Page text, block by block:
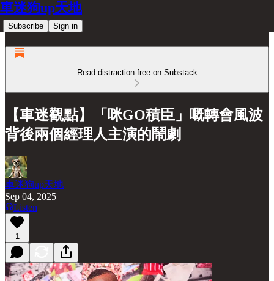
車迷狗up天地
Subscribe Sign in
Read distraction-free on Substack
【車迷觀點】「咪GO積臣」嘅轉會風波
背後兩個經理人主演的鬧劇
車迷狗up天地
Sep 04, 2025
Listen
1